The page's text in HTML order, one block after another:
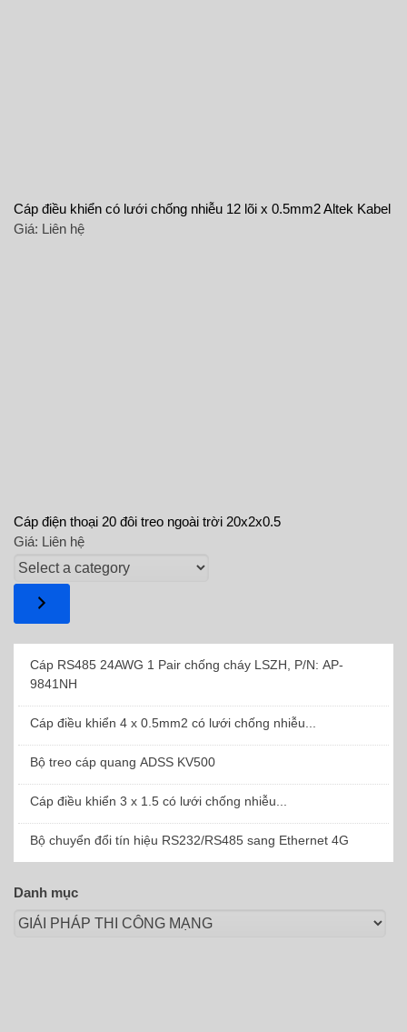
Cáp điều khiển có lưới chống nhiễu 12 lõi x 0.5mm2 Altek Kabel
Giá: Liên hệ
Cáp điện thoại 20 đôi treo ngoài trời 20x2x0.5
Giá: Liên hệ
Select
a
category
Cáp RS485 24AWG 1 Pair chống cháy LSZH, P/N: AP-
9841NH
Cáp điều khiển 4 x 0.5mm2 có lưới chống nhiễu...
Bộ treo cáp quang ADSS KV500
Cáp điều khiển 3 x 1.5 có lưới chống nhiễu...
Bộ chuyển đổi tín hiệu RS232/RS485 sang Ethernet 4G
Danh mục